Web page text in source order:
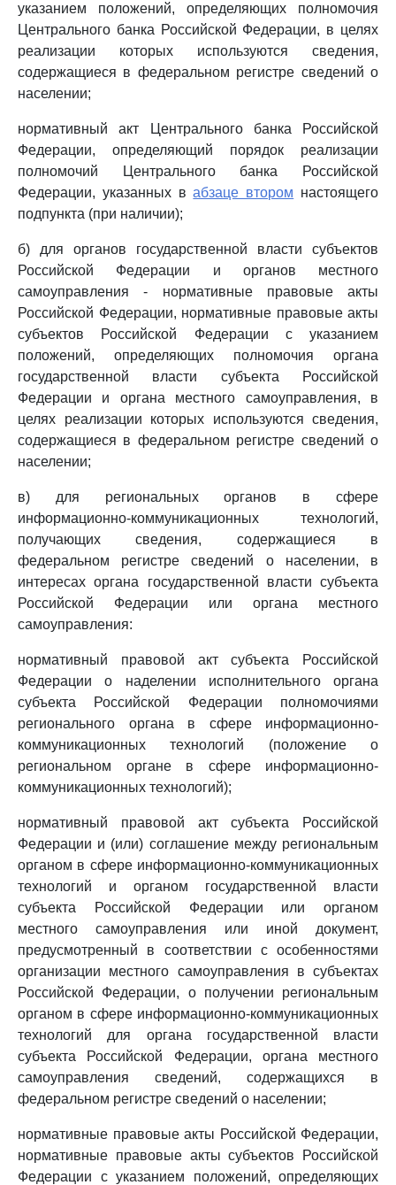
указанием положений, определяющих полномочия
Центрального банка Российской Федерации, в целях
реализации которых используются сведения,
содержащиеся в федеральном регистре сведений о
населении;
нормативный акт Центрального банка Российской
Федерации, определяющий порядок реализации
полномочий Центрального банка Российской
Федерации, указанных вабзаце втором настоящего
подпункта (при наличии);
б) для органов государственной власти субъектов
Российской Федерации и органов местного
самоуправления - нормативные правовые акты
Российской Федерации, нормативные правовые акты
субъектов Российской Федерации с указанием
положений, определяющих полномочия органа
государственной власти субъекта Российской
Федерации и органа местного самоуправления, в
целях реализации которых используются сведения,
содержащиеся в федеральном регистре сведений о
населении;
в) для региональных органов в сфере
информационно-коммуникационных технологий,
получающих сведения, содержащиеся в
федеральном регистре сведений о населении, в
интересах органа государственной власти субъекта
Российской Федерации или органа местного
самоуправления:
нормативный правовой акт субъекта Российской
Федерации о наделении исполнительного органа
субъекта Российской Федерации полномочиями
регионального органа в сфере информационно-
коммуникационных технологий (положение о
региональном органе в сфере информационно-
коммуникационных технологий);
нормативный правовой акт субъекта Российской
Федерации и (или) соглашение между региональным
органом в сфере информационно-коммуникационных
технологий и органом государственной власти
субъекта Российской Федерации или органом
местного самоуправления или иной документ,
предусмотренный в соответствии с особенностями
организации местного самоуправления в субъектах
Российской Федерации, о получении региональным
органом в сфере информационно-коммуникационных
технологий для органа государственной власти
субъекта Российской Федерации, органа местного
самоуправления сведений, содержащихся в
федеральном регистре сведений о населении;
нормативные правовые акты Российской Федерации,
нормативные правовые акты субъектов Российской
Федерации с указанием положений, определяющих